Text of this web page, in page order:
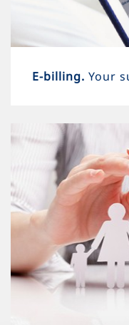
E-billing. Your